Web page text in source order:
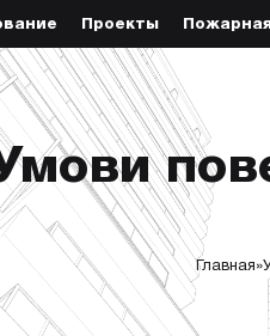
Проекты
Главная»